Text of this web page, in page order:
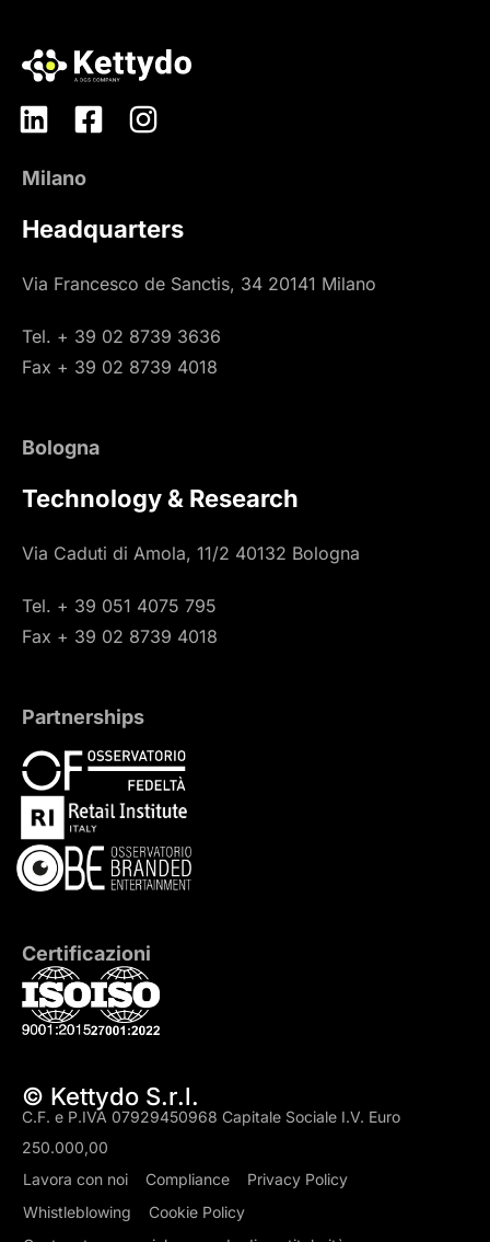
Milano
Headquarters
Via Francesco de Sanctis, 34 20141 Milano
Tel. + 39 02 8739 3636
Fax + 39 02 8739 4018
Bologna
Technology & Research
Via Caduti di Amola, 11/2 40132 Bologna
Tel. + 39 051 4075 795
Fax + 39 02 8739 4018
Partnerships
Certificazioni
© Kettydo S.r.l.
C.F. e P.IVA 07929450968 Capitale Sociale I.V. Euro
250.000,00
Lavora con noi
Compliance
Privacy Policy
Whistleblowing
Cookie Policy